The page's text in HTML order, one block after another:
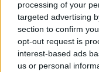
processing of your
targeted advertising
section to confirm
opt-out request is
interest-based ads
us or personal
Νεκρός
διαφύγει από
Πέραμο